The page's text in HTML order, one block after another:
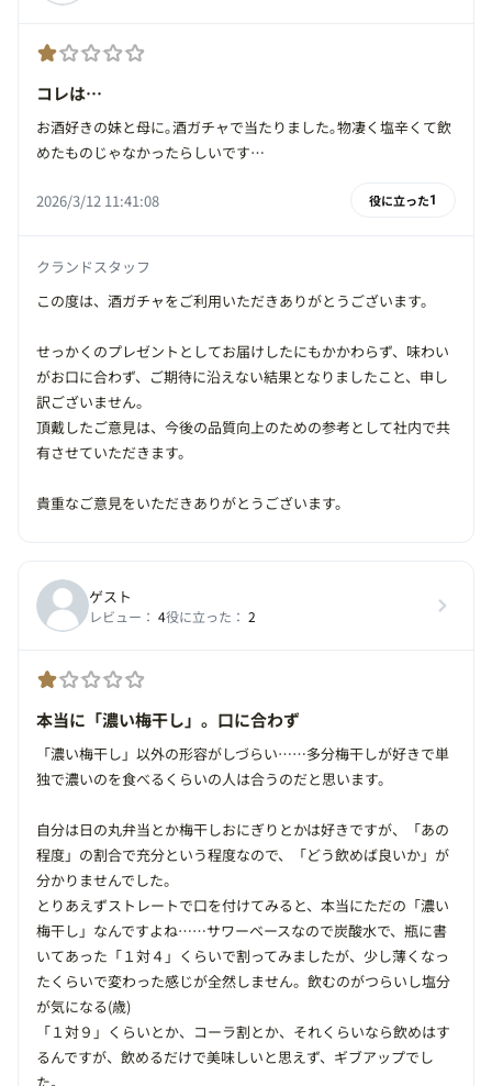
コレは…
お酒好きの妹と母に｡酒ガチャで当たりました｡物凄く塩辛くて飲
めたものじゃなかったらしいです…
2026/3/12 11:41:08 役に立った1
クランドスタッフ
この度は、酒ガチャをご利用いただきありがとうございます。
せっかくのプレゼントとしてお届けしたにもかかわらず、味わい
がお口に合わず、ご期待に沿えない結果となりましたこと、申し
訳ございません。
頂戴したご意見は、今後の品質向上のための参考として社内で共
有させていただきます。
貴重なご意見をいただきありがとうございます。
ゲスト
レビュー： 4役に立った： 2
本当に「濃い梅干し」。口に合わず
「濃い梅干し」以外の形容がしづらい……多分梅干しが好きで単
独で濃いのを食べるくらいの人は合うのだと思います。
自分は日の丸弁当とか梅干しおにぎりとかは好きですが、「あの
程度」の割合で充分という程度なので、「どう飲めば良いか」が
分かりませんでした。
とりあえずストレートで口を付けてみると、本当にただの「濃い
梅干し」なんですよね……サワーベースなので炭酸水で、瓶に書
いてあった「１対４」くらいで割ってみましたが、少し薄くなっ
たくらいで変わった感じが全然しません。飲むのがつらいし塩分
が気になる(歳)
「１対９」くらいとか、コーラ割とか、それくらいなら飲めはす
るんですが、飲めるだけで美味しいと思えず、ギブアップでし